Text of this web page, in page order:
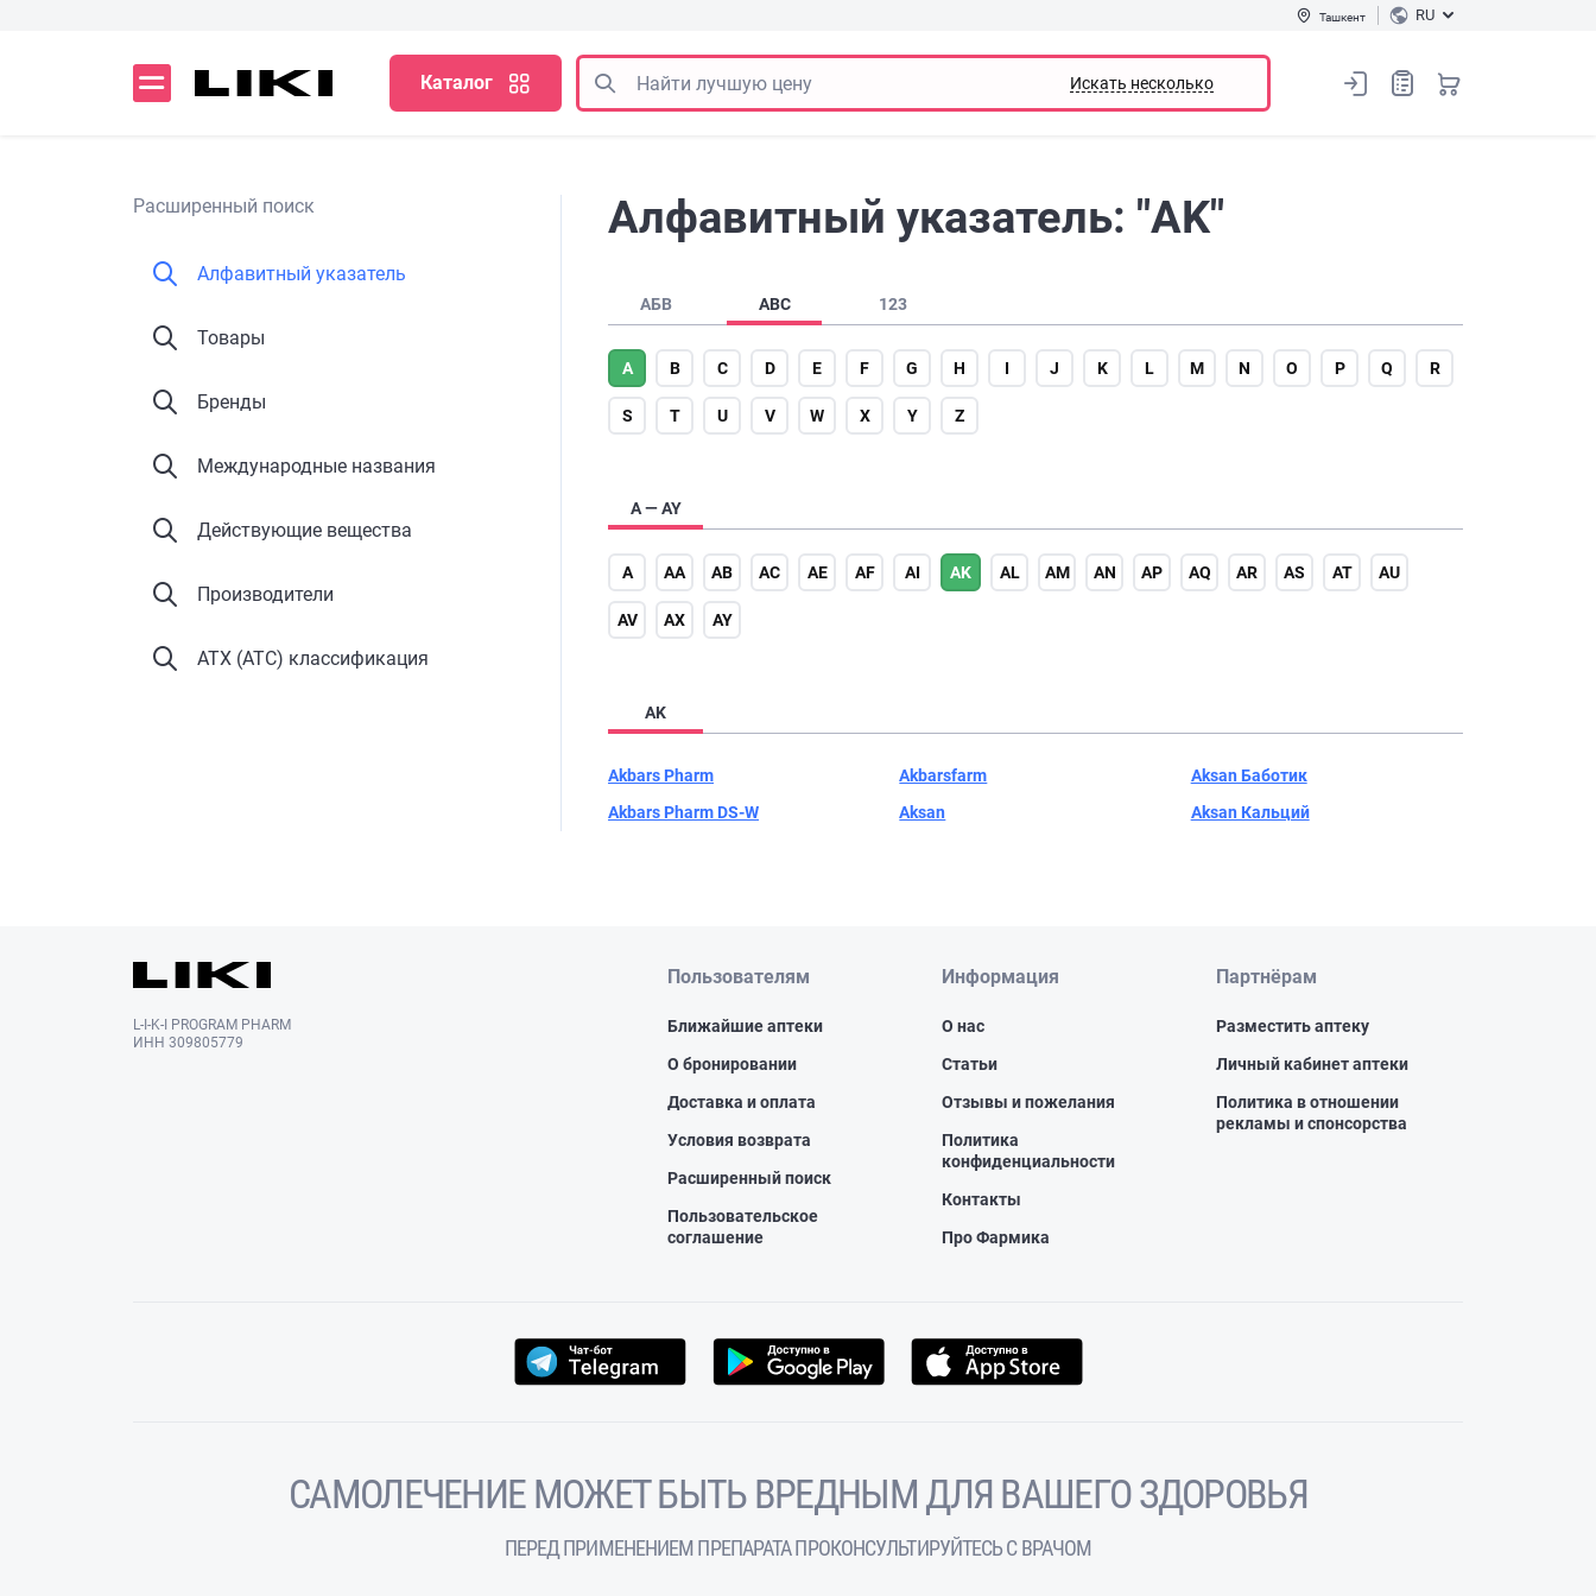
Ташкент RU
Каталог Искать несколько
Расширенный поиск
Алфавитный указатель
Товары
Бренды
Международные названия
Действующие вещества
Производители
АТХ (ATC) классификация
Алфавитный указатель: "AK"
АБВ ABC 123
A B C D E F G H I J K L M N O P Q R
S T U V W X Y Z
A — AY
A AA AB AC AE AF AI AK AL AM AN AP AQ AR AS AT AU
AV AX AY
AK
Akbars Pharm
Akbars Pharm DS-W
Akbarsfarm
Aksan
Aksan Баботик
Aksan Кальций
L-I-K-I PROGRAM PHARM
ИНН 309805779
Пользователям
Ближайшие аптеки
О бронировании
Доставка и оплата
Условия возврата
Расширенный поиск
Пользовательское
соглашение
Информация
О нас
Статьи
Отзывы и пожелания
Политика
конфиденциальности
Контакты
Про Фармика
Партнёрам
Разместить аптеку
Личный кабинет аптеки
Политика в отношении
рекламы и спонсорства
САМОЛЕЧЕНИЕ МОЖЕТ БЫТЬ ВРЕДНЫМ ДЛЯ ВАШЕГО ЗДОРОВЬЯ
ПЕРЕД ПРИМЕНЕНИЕМ ПРЕПАРАТА ПРОКОНСУЛЬТИРУЙТЕСЬ С ВРАЧОМ